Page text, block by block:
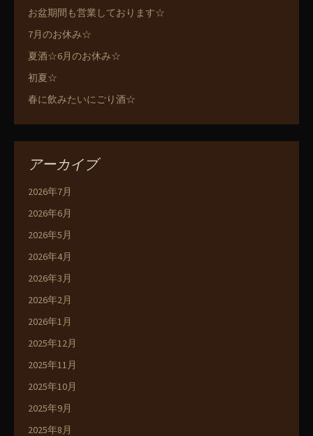
お盆期間も営業しております☆
7月のお休み☆
夏酒☆6月のお休み☆
初夏☆
春に飲みたいにごり酒☆
アーカイブ
2026年7月
2026年6月
2026年5月
2026年4月
2026年3月
2026年2月
2026年1月
2025年12月
2025年11月
2025年10月
2025年9月
2025年8月